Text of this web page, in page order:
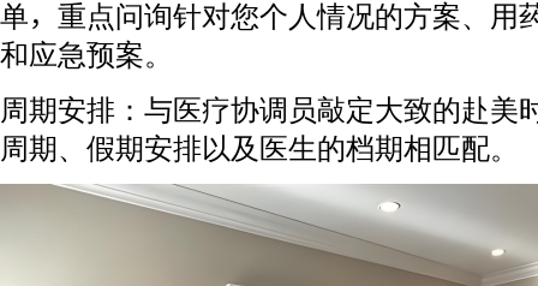
单，重点问询针对您个人情况的方案、用
和应急预案。
周期安排：与医疗协调员敲定大致的赴美
周期、假期安排以及医生的档期相匹配。